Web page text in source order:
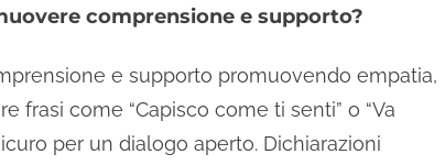
comprensione e supporto?
e supporto promuovendo empatia,
frasi come “Capisco come ti senti” o “Va
per un dialogo aperto. Dichiarazioni